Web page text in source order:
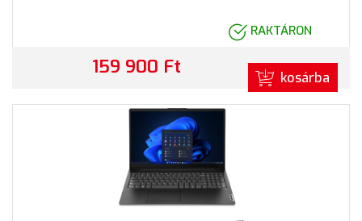
RAKTÁRON
159 900 Ft kosárba